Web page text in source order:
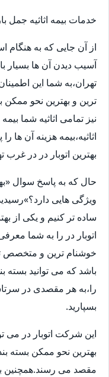
خدمات بیمه اثاثیه جمل
از آن جایی که به هنگام
آسیب دیدن آن ها بسیار
تهران،به شما این
ترین و بهترین نحو
نیز تمامی اثاثیه شما
اثاثیه،بیمه هزینه آن ها
بهترین اتوبار در در
حال که به پاسخ سوال
ویژگی هایی
ساده تر کنیم و یکی از
اتوبار در را به شما
خوشنام ترین و متخصص
باشد که می توانید بسته
را،به هر مقصدی در
بسپارید.
این شرکت اتوبار در می
بهترین نحو ممکن بسته
مقصد می رسند.همچنین با